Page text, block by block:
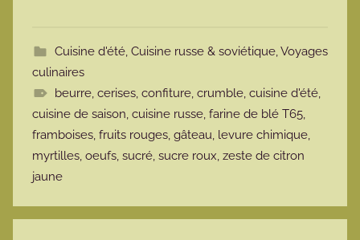
Cuisine d'été, Cuisine russe & soviétique,Voyages
culinaires
beurre, cerises, confiture, crumble, cuisine d'été,
cuisine de saison, cuisine russe, farine de blé T65,
framboises, fruits rouges, gâteau, levure chimique,
myrtilles, oeufs, sucré, sucre roux, zeste de citron
jaune